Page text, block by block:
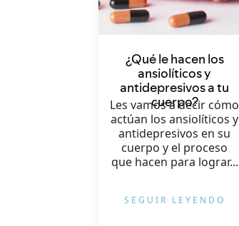
¿Qué le hacen los
ansiolíticos y
antidepresivos a tu
cuerpo?
Les vamos a decir cómo
actúan los ansiolíticos y
antidepresivos en su
cuerpo y el proceso
que hacen para lograr...
SEGUIR LEYENDO